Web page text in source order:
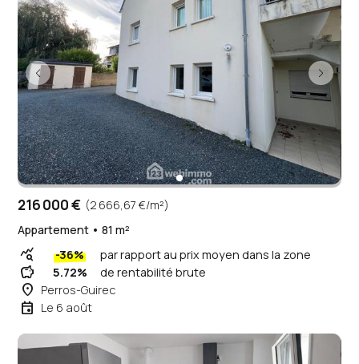
216 000 € (2 666,67 €/m²)
Appartement • 81 m²
query_stats -36% par rapport au prix moyen dans la zone
savings 5.72% de rentabilité brute
place Perros-Guirec
event Le 6 août